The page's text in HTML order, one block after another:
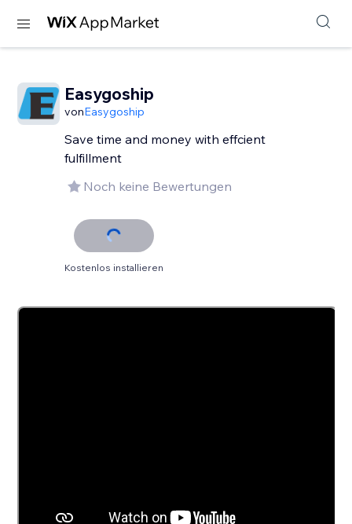
Easygoship
vonEasygoship
Save time and money with effcient
fulfillment
Noch keine Bewertungen
Kostenlos installieren